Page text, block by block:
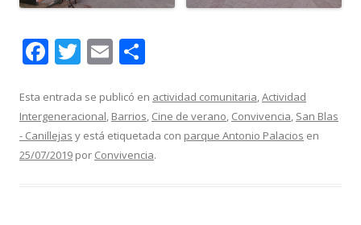
F
e
b
o
T
itt
er
E
ai
l
m
p
ar
Esta entrada se publicó en actividad comunitaria,Actividad
Intergeneracional, Barrios, Cine de verano, Convivencia, San Blas
- Canillejas y está etiquetada con parque Antonio Palacios en
25/07/2019 por Convivencia.